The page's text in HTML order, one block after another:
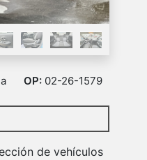
OP: 02-26-1579
de vehículos